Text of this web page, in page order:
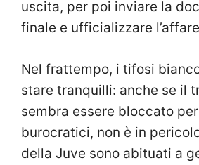
uscita, per poi inviare la
finale e ufficializzare
Nel frattempo, i tifosi
stare tranquilli: anche se il
sembra essere bloccato
burocratici, non è in
della Juve sono abituati a